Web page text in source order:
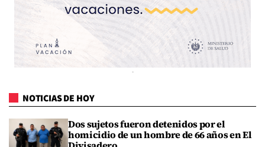
NOTICIAS DE HOY
Dos sujetos fueron detenidos por el
homicidio de un hombre de 66 años en El